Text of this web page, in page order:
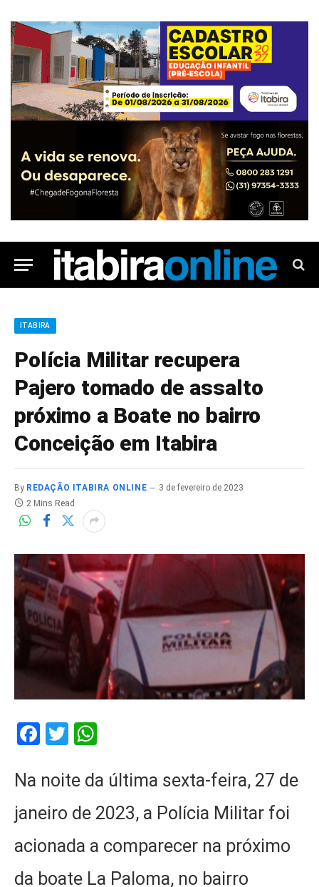
ITABIRA
Polícia Militar recupera
Pajero tomado de assalto
próximo a Boate no bairro
Conceição em Itabira
By REDAÇÃO ITABIRA ONLINE
3 de fevereiro de 2023
2 Mins Read
Facebook
Twitter
Na noite da última sexta-feira, 27 de
janeiro de 2023, a Polícia Militar foi
acionada a comparecer na próximo
da boate La Paloma, no bairro